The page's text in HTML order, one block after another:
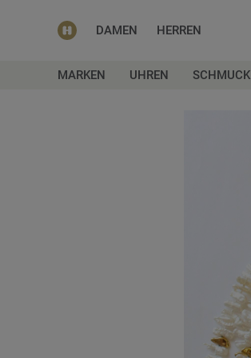
DAMEN HERREN
MARKEN UHREN SCHMUCK